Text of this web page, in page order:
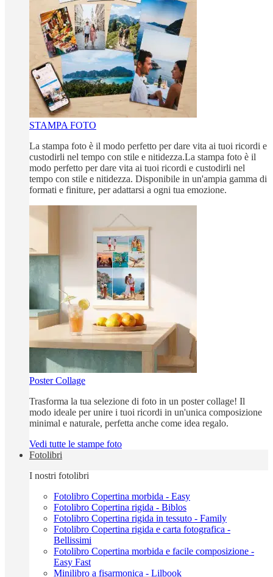
STAMPA FOTO
La stampa foto è il modo perfetto per dare vita ai tuoi ricordi e
custodirli nel tempo con stile e nitidezza.La stampa foto è il
modo perfetto per dare vita ai tuoi ricordi e custodirli nel
tempo con stile e nitidezza. Disponibile in un'ampia gamma di
formati e finiture, per adattarsi a ogni tua emozione.
Poster Collage
Trasforma la tua selezione di foto in un poster collage! Il
modo ideale per unire i tuoi ricordi in un'unica composizione
minimal e naturale, perfetta anche come idea regalo.
Vedi tutte le stampe foto
Fotolibri
I nostri fotolibri
Fotolibro Copertina morbida - Easy
Fotolibro Copertina rigida - Biblos
Fotolibro Copertina rigida in tessuto - Family
Fotolibro Copertina rigida e carta fotografica -
Bellissimi
Fotolibro Copertina morbida e facile composizione -
Easy Fast
Minilibro a fisarmonica - Lilbook